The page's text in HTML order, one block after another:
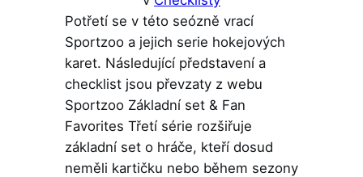
Potřetí se v této seózně vrací
Sportzoo a jejich serie hokejových
karet. Následující představení a
checklist jsou převzaty z webu
Sportzoo Základní set & Fan
Favorites Třetí série rozšiřuje
základní set o hráče, kteří dosud
neměli kartičku nebo během sezony